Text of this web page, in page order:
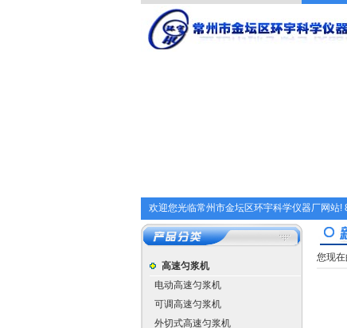
欢迎您光临常州市金坛区环宇科学仪器厂网站!
高速匀浆机
电动高速匀浆机
可调高速匀浆机
外切式高速匀浆机
您现在